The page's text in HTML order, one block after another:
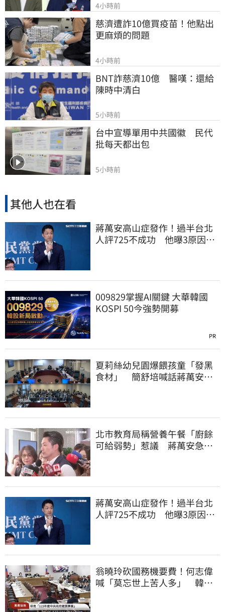
4小時前
慈濟遭詐10億買疫苗！他點出
更麻煩的問題
4小時前
BNT詐慈濟10億　醫嘆：還給
陳時中清白
5小時前
台中宣導單用中共國徽　民代
批每天都出包
5小時前
其他人也在看
蔣萬安高山症發作！過半台北
人評725不成功 他曝3原因：
009829掌握AI關鍵 大華韓國
KOSPI 50今強勢開募
PR
夏莉絲幼兒園爆餵孩童「發黑
食材」 簡舒培喊話蔣萬安：
北市教育局稱營養午餐「廚餘
可給弱勢」惹議 蔣萬安急
蔣萬安高山症發作！過半台北
人評725不成功 他曝3原因：
翁曉玲砍國務機要費！何志偉
喊「莫忘世上苦人多」 韓國